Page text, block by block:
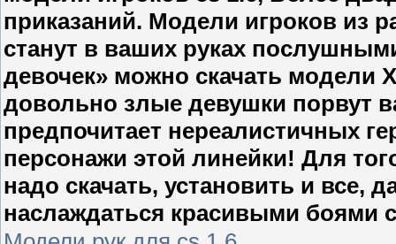
приказаний. Модели игроков из
станут в ваших руках
девочек» можно скачать модели
довольно злые девушки порвут
предпочитает нереалистичных
персонажи этой линейки! Для
надо скачать, установить и все,
наслаждаться красивыми боями